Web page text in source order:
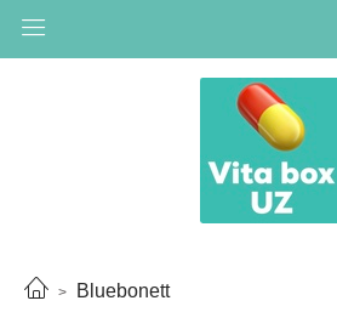
Bluebonett